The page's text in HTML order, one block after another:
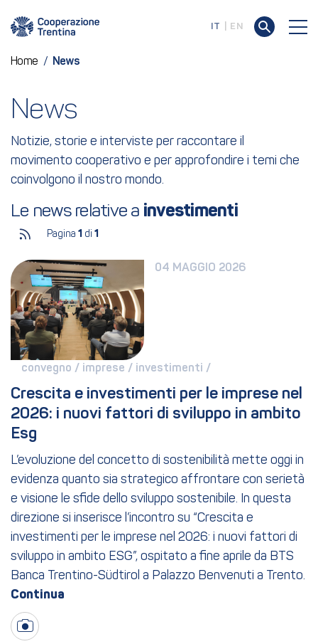
IT EN
Home / News
News
Notizie, storie e interviste per raccontare il
movimento cooperativo e per approfondire i temi che
coinvolgono il nostro mondo.
Le news relative a investimenti
Pagina 1 di 1
04 MAGGIO 2026
convegno / imprese / investimenti /
Crescita e investimenti per le imprese nel
2026: i nuovi fattori di sviluppo in ambito
Esg
L’evoluzione del concetto di sostenibilità mette oggi in
evidenza quanto sia strategico affrontare con serietà
e visione le sfide dello sviluppo sostenibile. In questa
direzione si inserisce l’incontro su “Crescita e
investimenti per le imprese nel 2026: i nuovi fattori di
sviluppo in ambito ESG”, ospitato a fine aprile da BTS
Banca Trentino-Südtirol a Palazzo Benvenuti a Trento.